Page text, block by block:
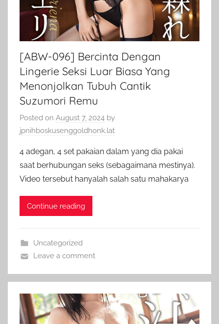
[ABW-096] Bercinta Dengan
Lingerie Seksi Luar Biasa Yang
Menonjolkan Tubuh Cantik
Suzumori Remu
Posted on August 7, 2024 by
jpnihboskusenggoldhonk.lat
4 adegan, 4 set pakaian dalam yang dia pakai
saat berhubungan seks (sebagaimana mestinya).
Video tersebut hanyalah salah satu mahakarya
Continue reading
Uncategorized
Leave a comment